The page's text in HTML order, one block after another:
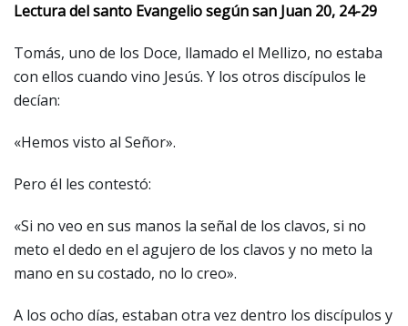
Lectura del santo Evangelio según san Juan 20, 24-29
Tomás, uno de los Doce, llamado el Mellizo, no estaba
con ellos cuando vino Jesús. Y los otros discípulos le
decían:
«Hemos visto al Señor».
Pero él les contestó:
«Si no veo en sus manos la señal de los clavos, si no
meto el dedo en el agujero de los clavos y no meto la
mano en su costado, no lo creo».
A los ocho días, estaban otra vez dentro los discípulos y